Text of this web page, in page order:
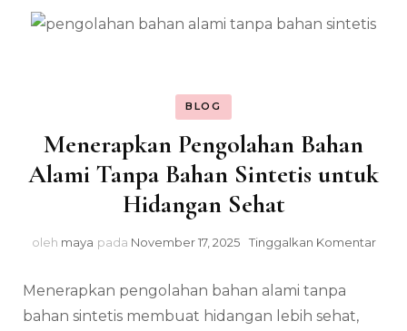
BLOG
Menerapkan Pengolahan Bahan
Alami Tanpa Bahan Sintetis untuk
Hidangan Sehat
oleh maya pada November 17, 2025 Tinggalkan Komentarpada
Menerapkan pengolahan bahan alami tanpa
bahan sintetis membuat hidangan lebih sehat,